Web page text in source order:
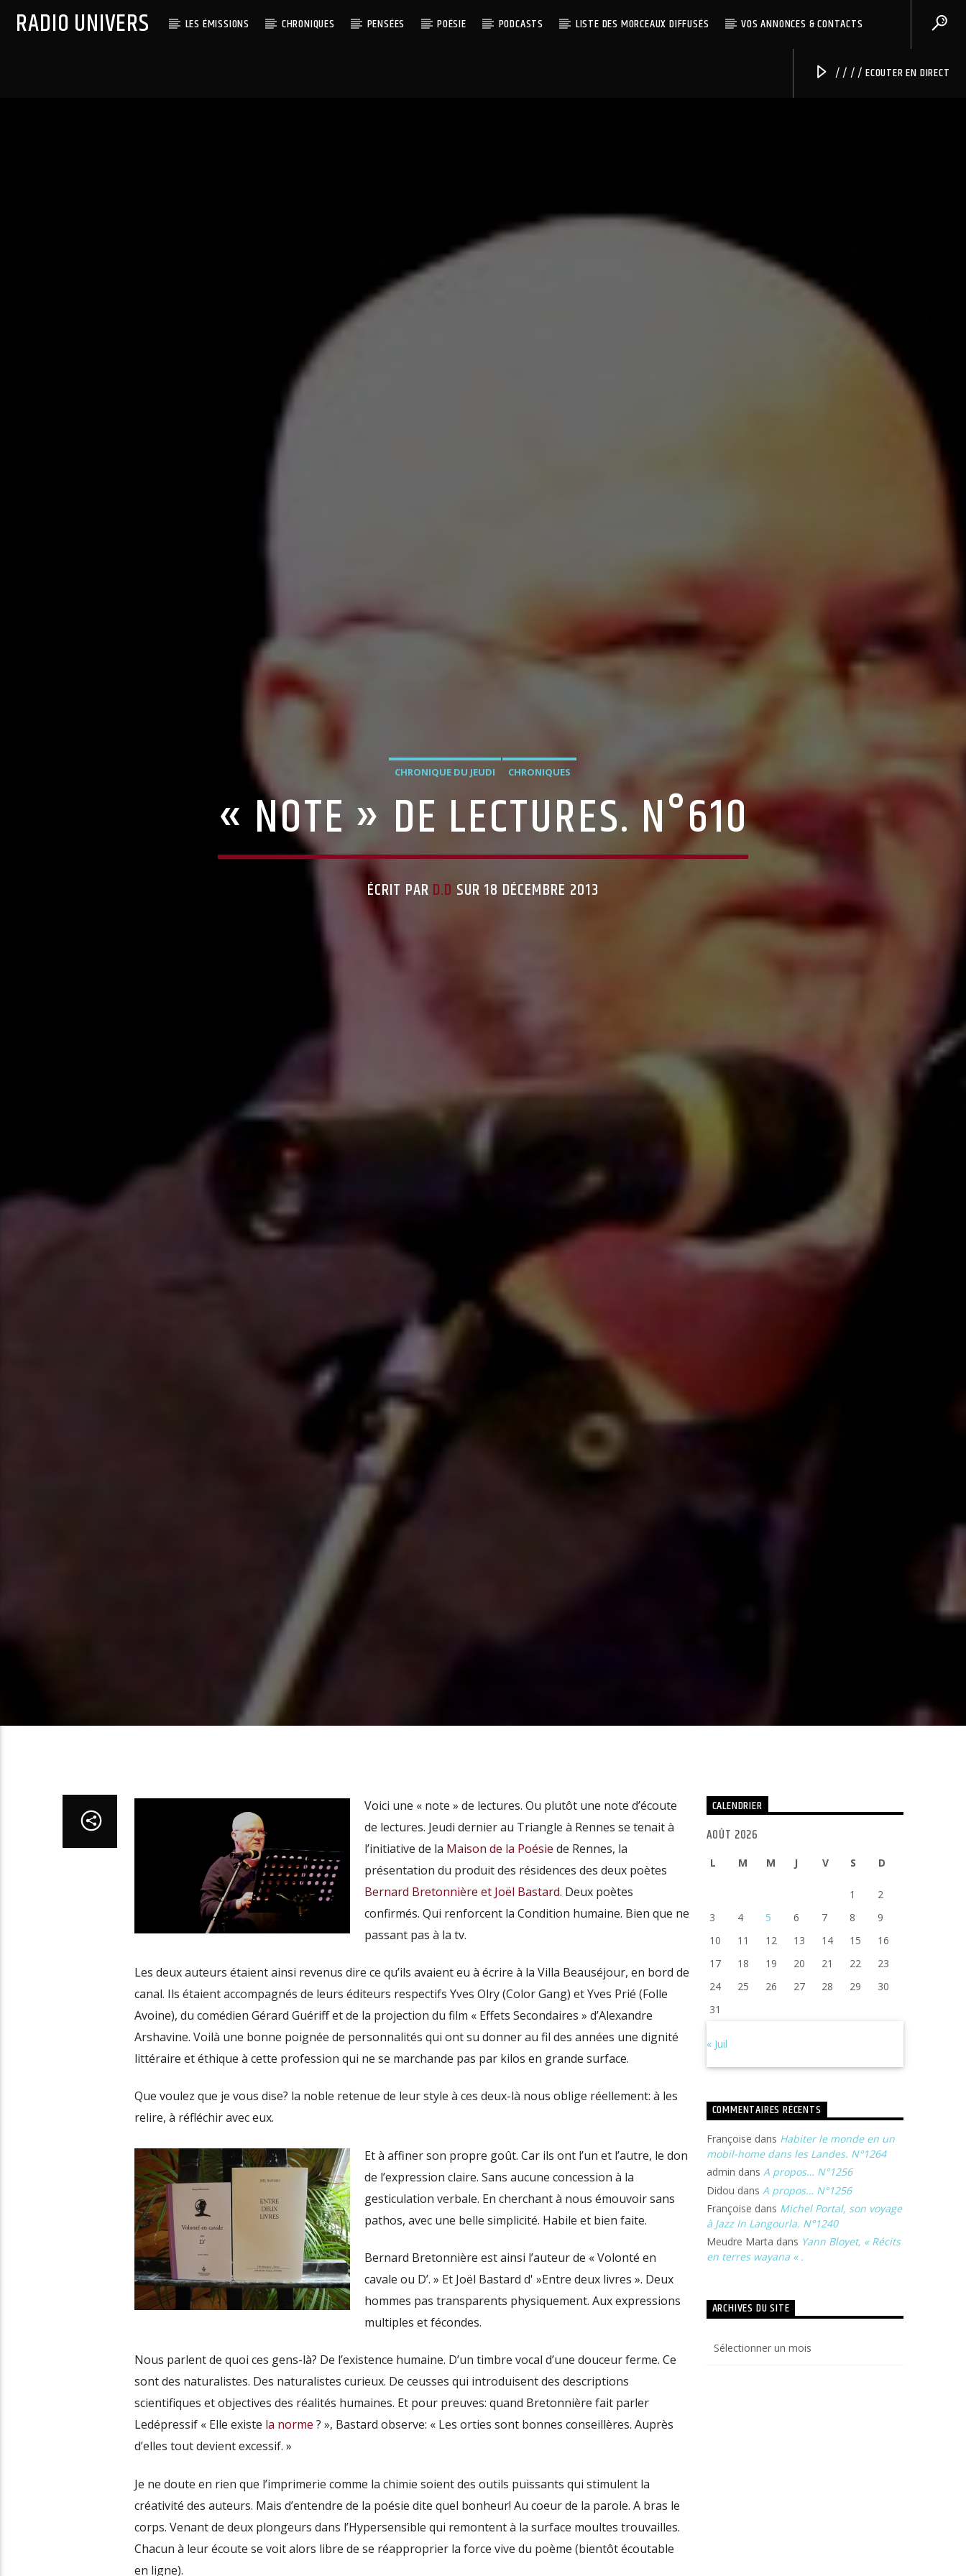
RADIO UNIVERS LES ÉMISSIONS CHRONIQUES PENSÉES POÉSIE PODCASTS LISTE DES MORCEAUX DIFFUSÉS VOS ANNONCES & CONTACTS
/ / / / ECOUTER EN DIRECT
CHRONIQUE DU JEUDI CHRONIQUES
« NOTE » DE LECTURES. N°610
ÉCRIT PAR D.D SUR 18 DÉCEMBRE 2013
Voici une « note » de lectures. Ou plutôt une note d’écoute
de lectures. Jeudi dernier au Triangle à Rennes se tenait à
l’initiative de la Maison de la Poésie de Rennes, la
présentation du produit des résidences des deux poètes
Bernard Bretonnière et Joël Bastard. Deux poètes
confirmés. Qui renforcent la Condition humaine. Bien que ne
passant pas à la tv.
Les deux auteurs étaient ainsi revenus dire ce qu’ils avaient eu à écrire à la Villa Beauséjour, en bord de
canal. Ils étaient accompagnés de leurs éditeurs respectifs Yves Olry (Color Gang) et Yves Prié (Folle
Avoine), du comédien Gérard Guériff et de la projection du film « Effets Secondaires » d’Alexandre
Arshavine. Voilà une bonne poignée de personnalités qui ont su donner au fil des années une dignité
littéraire et éthique à cette profession qui ne se marchande pas par kilos en grande surface.
Que voulez que je vous dise? la noble retenue de leur style à ces deux-là nous oblige réellement: à les
relire, à réfléchir avec eux.
Et à affiner son propre goût. Car ils ont l’un et l’autre, le don
de l’expression claire. Sans aucune concession à la
gesticulation verbale. En cherchant à nous émouvoir sans
pathos, avec une belle simplicité. Habile et bien faite.
Bernard Bretonnière est ainsi l’auteur de « Volonté en
cavale ou D’. » Et Joël Bastard d' »Entre deux livres ». Deux
hommes pas transparents physiquement. Aux expressions
multiples et fécondes.
Nous parlent de quoi ces gens-là? De l’existence humaine. D’un timbre vocal d’une douceur ferme. Ce
sont des naturalistes. Des naturalistes curieux. De ceusses qui introduisent des descriptions
scientifiques et objectives des réalités humaines. Et pour preuves: quand Bretonnière fait parler
Ledépressif « Elle existe la norme ? », Bastard observe: « Les orties sont bonnes conseillères. Auprès
d’elles tout devient excessif. »
Je ne doute en rien que l’imprimerie comme la chimie soient des outils puissants qui stimulent la
créativité des auteurs. Mais d’entendre de la poésie dite quel bonheur! Au coeur de la parole. A bras le
corps. Venant de deux plongeurs dans l’Hypersensible qui remontent à la surface moultes trouvailles.
Chacun à leur écoute se voit alors libre de se réapproprier la force vive du poème (bientôt écoutable
en ligne).
CALENDRIER
AOÛT 2026
L M M J V S D
1
2
3
4 5 6 7 8
9
10
11 12 13 14 15
16
17
18 19 20 21 22
23
24
25 26 27 28 29
30
31
« Juil
COMMENTAIRES RÉCENTS
Françoise dans Habiter le monde en un
mobil-home dans les Landes. N°1264
admin dans A propos… N°1256
Didou dans A propos… N°1256
Françoise dans Michel Portal, son voyage
à Jazz In Langourla. N°1240
Meudre Marta dans Yann Bloyet, « Récits
en terres wayana « .
ARCHIVES DU SITE
du